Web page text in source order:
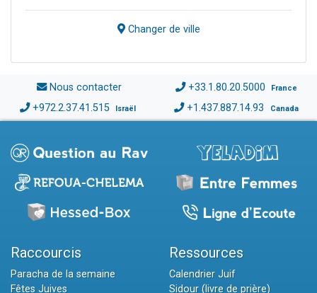
Changer de ville
Nous contacter +33.1.80.20.5000 France
+972.2.37.41.515 Israël +1.437.887.14.93 Canada
Raccourcis
Paracha de la semaine
Fêtes Juives
Ressources
Calendrier Juif
Sidour (livre de prière)